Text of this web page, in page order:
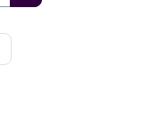
搜索课程